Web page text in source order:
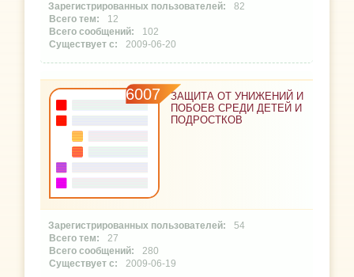
82
12
102
2009-06-20
6007
ЗАЩИТА ОТ УНИЖЕНИЙ И
ПОБОЕВ СРЕДИ ДЕТЕЙ И
ПОДРОСТКОВ
54
27
280
2009-06-19